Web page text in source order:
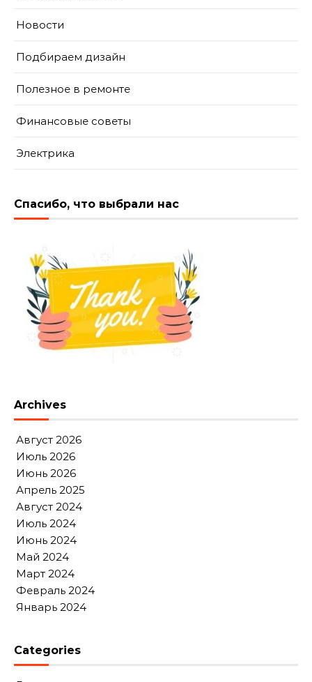
Новости
Подбираем дизайн
Полезное в ремонте
Финансовые советы
Электрика
Спасибо, что выбрали нас
Archives
Август 2026
Июль 2026
Июнь 2026
Апрель 2025
Август 2024
Июль 2024
Июнь 2024
Май 2024
Март 2024
Февраль 2024
Январь 2024
Categories